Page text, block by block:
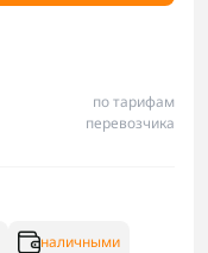
по тарифам
перевозчика
наличными